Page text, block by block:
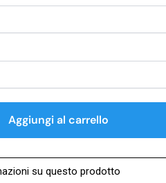
Aggiungi al carrello
su questo prodotto